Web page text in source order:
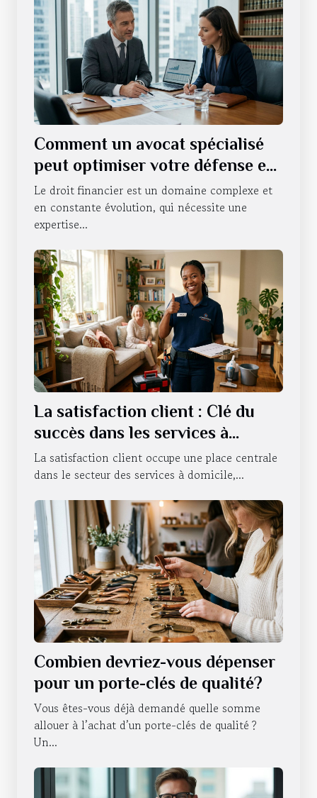
Comment un avocat spécialisé
peut optimiser votre défense en
droit financier ?
Le droit financier est un domaine complexe et
en constante évolution, qui nécessite une
expertise...
La satisfaction client : Clé du
succès dans les services à
domicile
La satisfaction client occupe une place centrale
dans le secteur des services à domicile,...
Combien devriez-vous dépenser
pour un porte-clés de qualité?
Vous êtes-vous déjà demandé quelle somme
allouer à l’achat d’un porte-clés de qualité ?
Un...